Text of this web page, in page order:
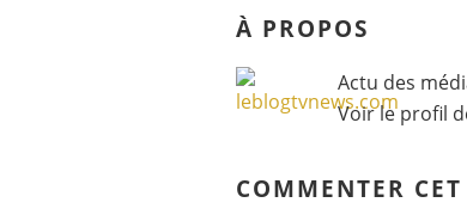
À PROPOS
Actu des
Voir le profil
COMMENTER